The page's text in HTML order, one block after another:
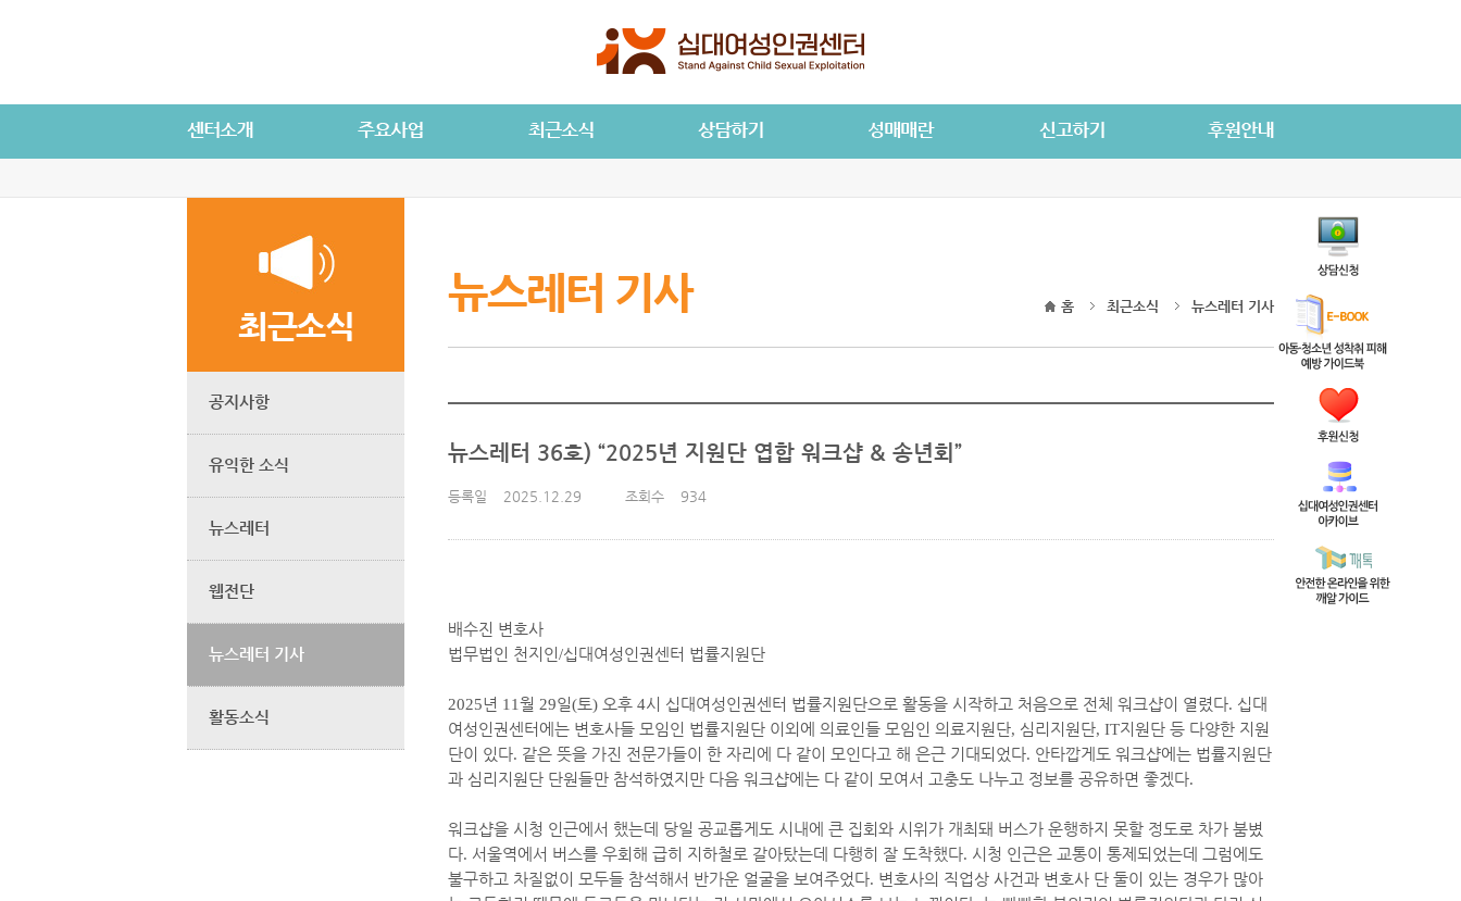
최근소식
공지사항
유익한 소식
뉴스레터
웹전단
뉴스레터 기사
활동소식
뉴스레터 기사 홈 최근소식 뉴스레터 기사
뉴스레터 36호) “2025년 지원단 엽합 워크샵 & 송년회”
등록일 2025.12.29 조회수 934
배수진 변호사
법무법인 천지인 /십대여성인권센터 법률지원단
2025년 11월 29일(토) 오후 4시 십대여성인권센터 법률지원단으로 활동을 시작하고 처음으로 전체 워크샵이 열렸다. 십대
여성인권센터에는 변호사들 모임인 법률지원단 이외에 의료인들 모임인 의료지원단, 심리지원단, IT지원단 등 다양한 지원
단이 있다. 같은 뜻을 가진 전문가들이 한 자리에 다 같이 모인다고 해 은근 기대되었다. 안타깝게도 워크샵에는 법률지원단
과 심리지원단 단원들만 참석하였지만 다음 워크샵에는 다 같이 모여서 고충도 나누고 정보를 공유하면 좋겠다.
워크샵을 시청 인근에서 했는데 당일 공교롭게도 시내에 큰 집회와 시위가 개최돼 버스가 운행하지 못할 정도로 차가 붐볐
다. 서울역에서 버스를 우회해 급히 지하철로 갈아탔는데 다행히 잘 도착했다. 시청 인근은 교통이 통제되었는데 그럼에도
불구하고 차질없이 모두들 참석해서 반가운 얼굴을 보여주었다. 변호사의 직업상 사건과 변호사 단 둘이 있는 경우가 많아